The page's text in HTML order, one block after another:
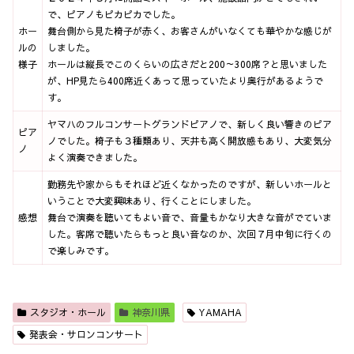
ホー
ルの
様子
で、ピアノもピカピカでした。
舞台側から見た椅子が赤く、お客さんがいなくても華やかな感じが
しました。
ホールは縦長でこのくらいの広さだと200～300席？と思いました
が、HP見たら400席近くあって思っていたより奥行があるようで
す。
ピア
ノ
ヤマハのフルコンサートグランドピアノで、新しく良い響きのピア
ノでした。椅子も３種類あり、天井も高く開放感もあり、大変気分
よく演奏できました。
感想
勤務先や家からもそれほど近くなかったのですが、新しいホールと
いうことで大変興味あり、行くことにしました。
舞台で演奏を聴いてもよい音で、音量もかなり大きな音がでていま
した。客席で聴いたらもっと良い音なのか、次回７月中旬に行くの
で楽しみです。
スタジオ・ホール 神奈川県
YAMAHA
発表会・サロンコンサート